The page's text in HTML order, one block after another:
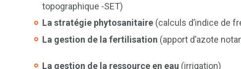
topographique -SET)
La stratégie phytosanitaire(calculs d’indice de
La gestion de la fertilisation (apport d’azote
La gestion de la ressource en eau (irrigation)